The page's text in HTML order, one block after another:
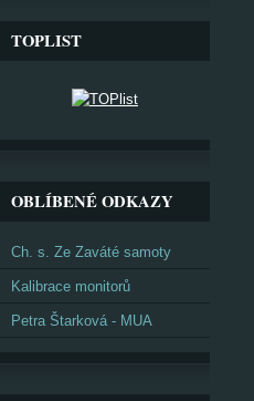
TOPLIST
OBLÍBENÉ ODKAZY
Ch. s. Ze Zaváté samoty
Kalibrace monitorů
Petra Štarková - MUA